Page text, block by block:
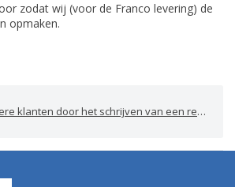
zodat wij (voor de Franco levering) de
opmaken.
klanten door het schrijven van een review